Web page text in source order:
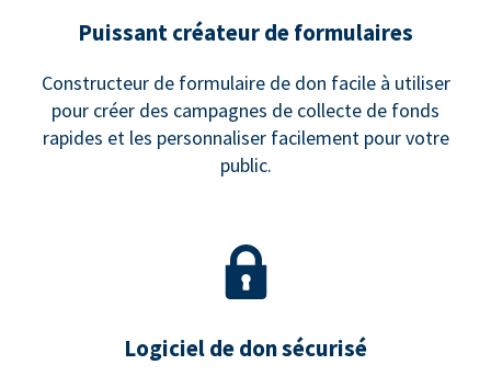
Puissant créateur de formulaires
Constructeur de formulaire de don facile à utiliser
pour créer des campagnes de collecte de fonds
rapides et les personnaliser facilement pour votre
public.
Logiciel de don sécurisé